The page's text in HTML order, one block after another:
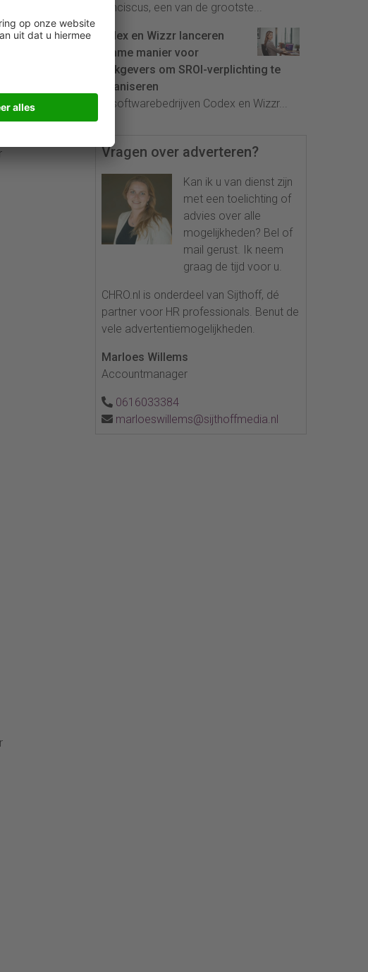
Franciscus, een van de grootste...
Codex en Wizzr lanceren
slimme manier voor
werkgevers om SROI-verplichting te
organiseren
De softwarebedrijven Codex en Wizzr...
Vragen over adverteren?
Kan ik u van dienst zijn
met een toelichting of
advies over alle
mogelijkheden? Bel of
mail gerust. Ik neem
graag de tijd voor u.
CHRO.nl is onderdeel van Sijthoff, dé
partner voor HR professionals. Benut de
vele advertentiemogelijkheden.
Marloes Willems
Accountmanager
0616033384
marloeswillems@sijthoffmedia.nl